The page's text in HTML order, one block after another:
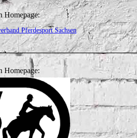
Homepage:
Pferdesport Sachsen